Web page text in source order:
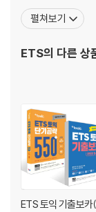
기출 TEST 05 정답
기출 TEST 07 정답
기출 TEST 08 정답
ETS는 평가 시험
분석, 정책 연구를
하고 있다. ETS에는
펼쳐보기
ETS의 다른 상
ETS 토익 기출보